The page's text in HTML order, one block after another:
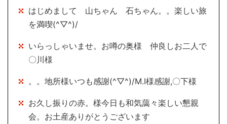
はじめまして 山ちゃん 石ちゃん。。楽しい旅
を満喫(^▽^)/
いらっしゃいませ。お噂の奥様 仲良しお二人で
〇川様
。。地所様いつも感謝(^▽^)/M.I様感謝,〇下様
お久し振りの赤。様今日も和気藹々楽しい懇親
会。お土産ありがとうございます